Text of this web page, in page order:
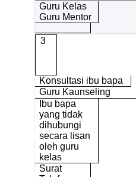
Guru Kelas
Guru Mentor
3
Konsultasi ibu bapa
Guru Kaunseling
Ibu bapa
yang tidak
dihubungi
secara lisan
oleh guru
kelas
Surat